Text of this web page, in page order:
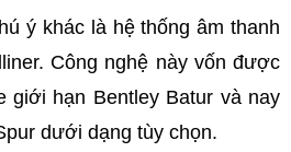
ý khác là hệ thống âm thanh
Công nghệ này vốn được
giới hạn Bentley Batur và nay
dưới dạng tùy chọn.